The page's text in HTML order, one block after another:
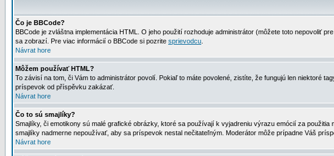
Čo je BBCode?
BBCode je zvláštna implementácia HTML. O jeho použití rozhoduje administrátor (môžete toto nepovoliť
sa zobrazí. Pre viac informácií o BBCode si pozrite sprievodcu
Návrat hore
Môžem používať HTML?
To závisí na tom, či Vám to administrátor povolí. Pokiaľ to máte povolené, zistíte, že fungujú len niektoré
príspevok od příspěvku zakázať.
Návrat hore
Čo to sú smajlíky?
Smajlíky, či emotikony sú malé grafické obrázky, ktoré sa používají k vyjadreniu výrazu emócií za
smajlíky nadmerne nepoužívať, aby sa príspevok nestal nečitateľným. Moderátor môže prípadne Váš
Návrat hore